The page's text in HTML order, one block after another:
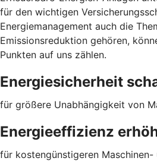
für den wichtigen
Energiemanagement auch die
Emissionsreduktion gehören,
Punkten auf uns zählen.
Energiesicherheit
für größere Unabhängigkeit von
Energieeffizienz
für kostengünstigeren Maschinen-